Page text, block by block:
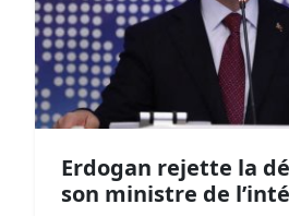
Erdogan rejette la
son ministre de